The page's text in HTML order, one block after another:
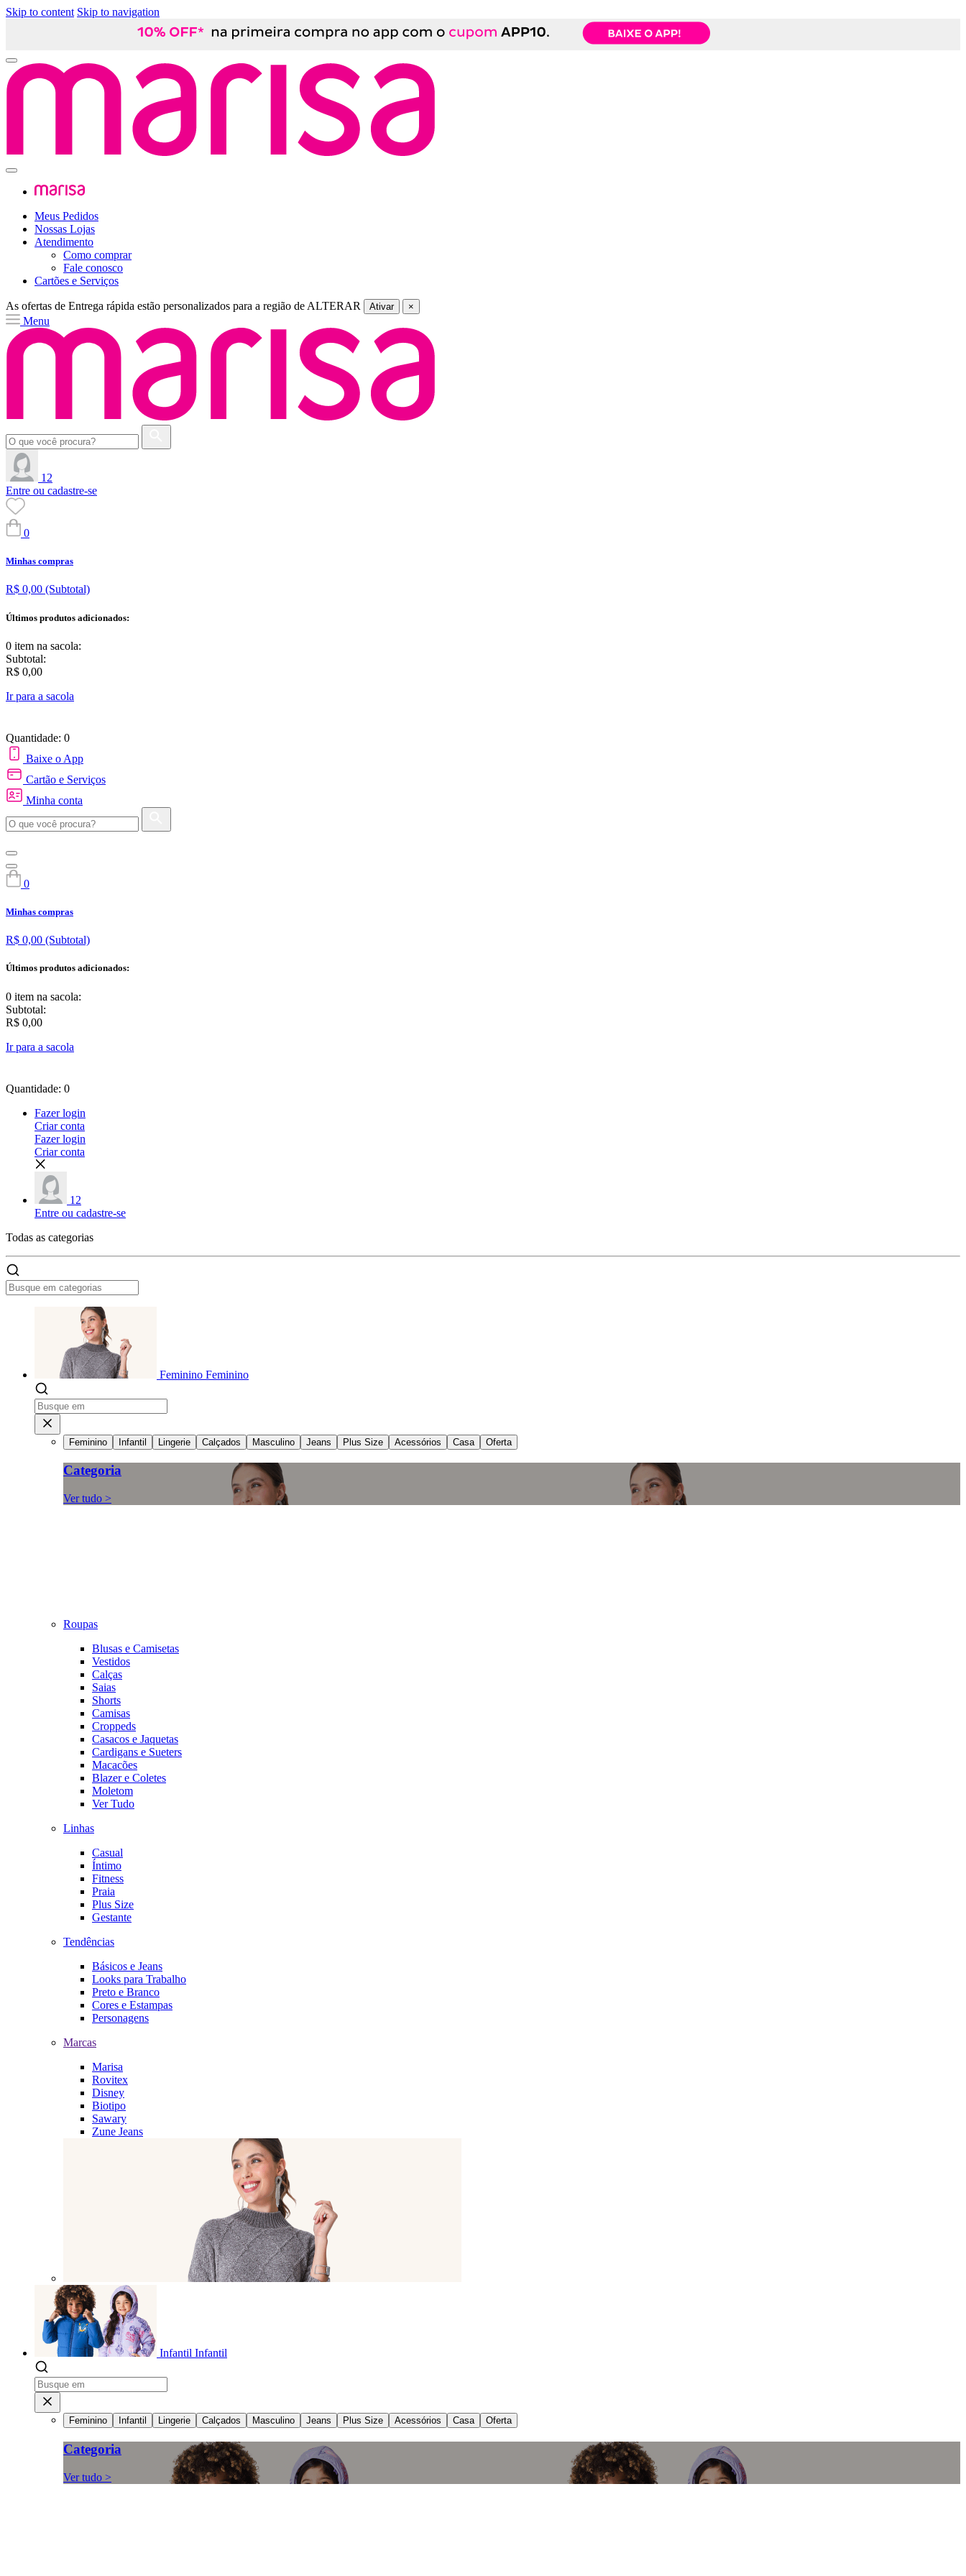
Skip to content Skip to navigation
Meus Pedidos
Nossas Lojas
Atendimento
Como comprar
Fale conosco
Cartões e Serviços
As ofertas de Entrega rápida estão personalizados para a região de ALTERAR Ativar ×
Menu
12
Entre ou cadastre-se
0
Minhas compras
R$ 0,00 (Subtotal)
Últimos produtos adicionados:
0 item na sacola:
Subtotal:
R$ 0,00
Ir para a sacola
Quantidade: 0
Baixe o App
Cartão e Serviços
Minha conta
0
Minhas compras
R$ 0,00 (Subtotal)
Últimos produtos adicionados:
0 item na sacola:
Subtotal:
R$ 0,00
Ir para a sacola
Quantidade: 0
Fazer login
Criar conta
Fazer login
Criar conta
12
Entre ou cadastre-se
Todas as categorias
Feminino Feminino
Feminino Infantil Lingerie Calçados Masculino Jeans Plus Size Acessórios Casa Oferta
Categoria
Ver tudo >
Roupas
Blusas e Camisetas
Vestidos
Calças
Saias
Shorts
Camisas
Croppeds
Casacos e Jaquetas
Cardigans e Sueters
Macacões
Blazer e Coletes
Moletom
Ver Tudo
Linhas
Casual
Íntimo
Fitness
Praia
Plus Size
Gestante
Tendências
Básicos e Jeans
Looks para Trabalho
Preto e Branco
Cores e Estampas
Personagens
Marcas
Marisa
Rovitex
Disney
Biotipo
Sawary
Zune Jeans
Infantil Infantil
Feminino Infantil Lingerie Calçados Masculino Jeans Plus Size Acessórios Casa Oferta
Categoria
Ver tudo >